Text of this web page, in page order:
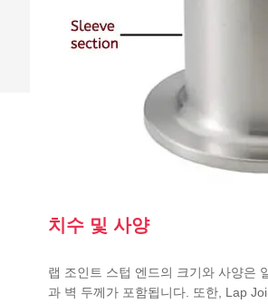
치수 및 사양
랩 조인트 스텁 엔드의 크기와 사양은
과 벽 두께가 포함됩니다. 또한, Lap